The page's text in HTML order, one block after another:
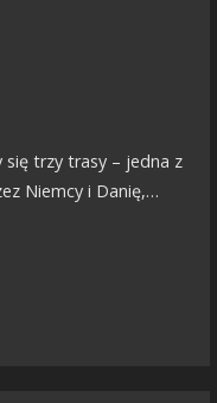
się trzy trasy – jedna z
Niemcy i Danię,…